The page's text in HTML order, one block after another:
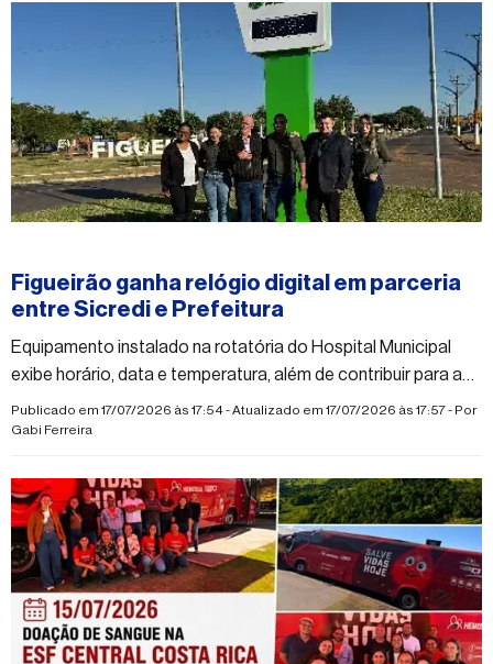
Figueirão ganha relógio digital em parceria
entre Sicredi e Prefeitura
Equipamento instalado na rotatória do Hospital Municipal
exibe horário, data e temperatura, além de contribuir para a
modernização do espaço urbano
Publicado em 17/07/2026 às 17:54 - Atualizado em 17/07/2026 às 17:57 - Por
Gabi Ferreira